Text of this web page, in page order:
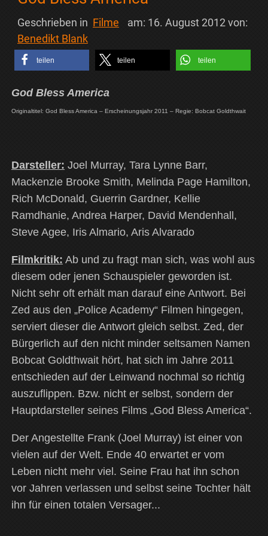
Geschrieben in Filme am: 16. August 2012von:
Benedikt Blank
teilen teilen teilen
God Bless America
Originaltitel: God Bless America – Erscheinungsjahr 2011 – Regie: Bobcat Goldthwait
Darsteller: Joel Murray, Tara Lynne Barr,
Mackenzie Brooke Smith, Melinda Page Hamilton,
Rich McDonald, Guerrin Gardner, Kellie
Ramdhanie, Andrea Harper, David Mendenhall,
Steve Agee, Iris Almario, Aris Alvarado
Filmkritik: Ab und zu fragt man sich, was wohl aus
diesem oder jenen Schauspieler geworden ist.
Nicht sehr oft erhält man darauf eine Antwort. Bei
Zed aus den „Police Academy“ Filmen hingegen,
serviert dieser die Antwort gleich selbst. Zed, der
Bürgerlich auf den nicht minder seltsamen Namen
Bobcat Goldthwait hört, hat sich im Jahre 2011
entschieden auf der Leinwand nochmal so richtig
auszuflippen. Bzw. nicht er selbst, sondern der
Hauptdarsteller seines Films „God Bless America“.
Der Angestellte Frank (Joel Murray) ist einer von
vielen auf der Welt. Ende 40 erwartet er vom
Leben nicht mehr viel. Seine Frau hat ihn schon
vor Jahren verlassen und selbst seine Tochter hält
ihn für einen totalen Versager...